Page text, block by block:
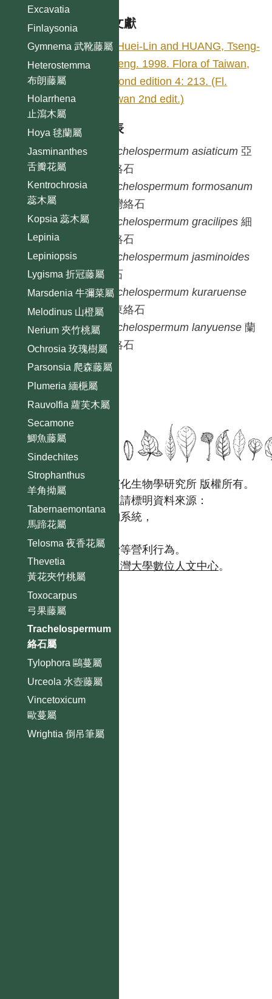
Excavatia
Finlaysonia
Gymnema 武靴藤屬
Heterostemma
布朗藤屬
Holarrhena
止瀉木屬
Hoya 毬蘭屬
Jasminanthes
舌瓣花屬
Kentrochrosia
蕊木屬
Kopsia 蕊木屬
Lepinia
Lepiniopsis
Lygisma 折冠藤屬
Marsdenia 牛彌菜屬
Melodinus 山橙屬
Nerium 夾竹桃屬
Ochrosia 玫瑰樹屬
Parsonsia 爬森藤屬
Plumeria 緬梔屬
Rauvolfia 蘿芙木屬
Secamone
鯽魚藤屬
Sindechites
Strophanthus
羊角拗屬
Tabernaemontana
馬蹄花屬
Telosma 夜香花屬
Thevetia
黃花夾竹桃屬
Toxocarpus
弓果藤屬
Trachelospermum
絡石屬
Tylophora 鷗蔓屬
Urceola 水壺藤屬
Vincetoxicum
歐蔓屬
Wrightia 倒吊筆屬
參考文獻
LI, Huei-Lin and HUANG, Tseng-
Chieng. 1998. Flora of Taiwan,
second edition 4: 213. (Fl.
Taiwan 2nd edit.)
種列表
Trachelospermum asiaticum 亞
洲絡石
Trachelospermum formosanum
台灣絡石
Trachelospermum gracilipes 細
梗絡石
Trachelospermum jasminoides
絡石
Trachelospermum kuraruense
屏東絡石
Trachelospermum lanyuense 蘭
嶼絡石
國立台灣大學生態學與演化生物學研究所 版權所有。
歡迎引用本網站資料，並請標明資料來源：
【台灣植物資訊整合查詢系統，
且不得有收取資料查詢費等營利行為。
如需商業使用，請聯繫
台灣大學數位人文中心。